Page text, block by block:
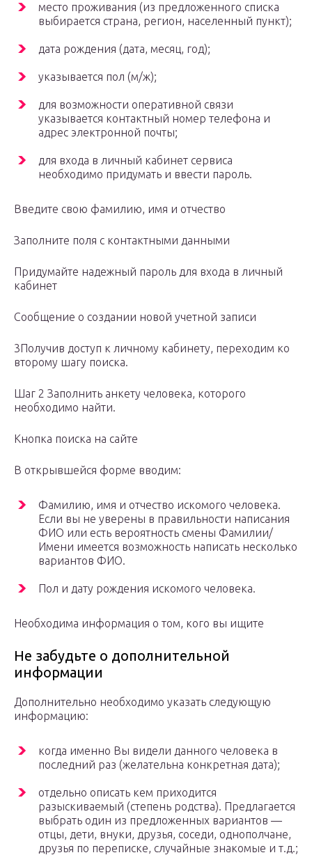
место проживания (из предложенного списка
выбирается страна, регион, населенный пункт);
дата рождения (дата, месяц, год);
указывается пол (м/ж);
для возможности оперативной связи
указывается контактный номер телефона и
адрес электронной почты;
для входа в личный кабинет сервиса
необходимо придумать и ввести пароль.
Введите свою фамилию, имя и отчество
Заполните поля с контактными данными
Придумайте надежный пароль для входа в личный
кабинет
Сообщение о создании новой учетной записи
3Получив доступ к личному кабинету, переходим ко
второму шагу поиска.
Шаг 2 Заполнить анкету человека, которого
необходимо найти.
Кнопка поиска на сайте
В открывшейся форме вводим:
Фамилию, имя и отчество искомого человека.
Если вы не уверены в правильности написания
ФИО или есть вероятность смены Фамилии/
Имени имеется возможность написать несколько
вариантов ФИО.
Пол и дату рождения искомого человека.
Необходима информация о том, кого вы ищите
Не забудьте о дополнительной
информации
Дополнительно необходимо указать следующую
информацию:
когда именно Вы видели данного человека в
последний раз (желательна конкретная дата);
отдельно описать кем приходится
разыскиваемый (степень родства). Предлагается
выбрать один из предложенных вариантов —
отцы, дети, внуки, друзья, соседи, однополчане,
друзья по переписке, случайные знакомые и т.д.;